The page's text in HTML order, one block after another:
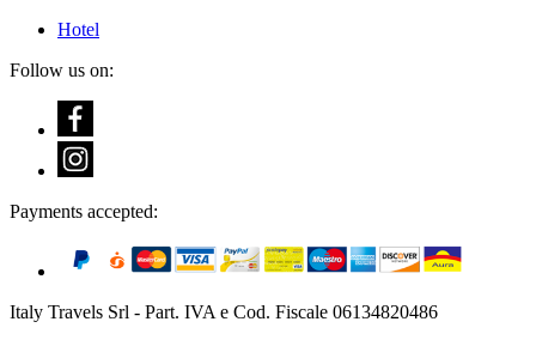
Hotel
Follow us on:
Payments accepted:
Italy Travels Srl - Part. IVA e Cod. Fiscale 06134820486